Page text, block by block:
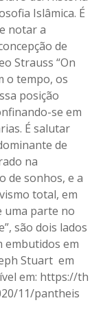
Islâmica. É
notar a
de
Strauss “On
o tempo, os
posição
se em
É salutar
de
na
de sonhos, e a
total, em
uma parte no
são dois lados
embutidos em
Stuart em
em: https://th
11/pantheis